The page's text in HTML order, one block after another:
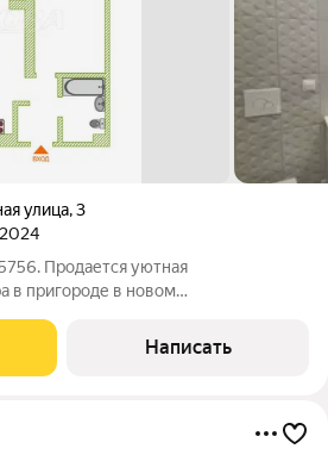
улица,3
2024
Продается уютная
в пригороде в новом
кухня-гостиная и спальня.В
качественный ремонт от
Написать